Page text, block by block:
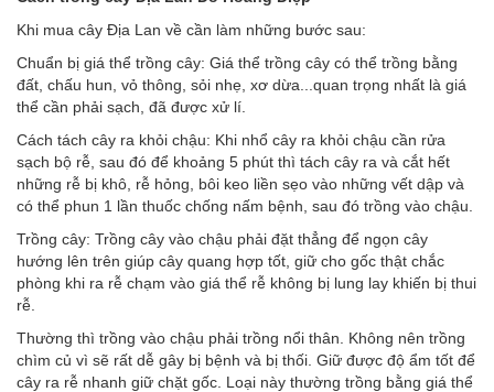
Khi mua cây Địa Lan về cần làm những bước sau:
Chuẩn bị giá thể trồng cây: Giá thể trồng cây có thể trồng bằng
đất, chấu hun, vỏ thông, sỏi nhẹ, xơ dừa...quan trọng nhất là giá
thể cần phải sạch, đã được xử lí.
Cách tách cây ra khỏi chậu: Khi nhổ cây ra khỏi chậu cần rửa
sạch bộ rễ, sau đó để khoảng 5 phút thì tách cây ra và cắt hết
những rễ bị khô, rễ hỏng, bôi keo liền sẹo vào những vết dập và
có thể phun 1 lần thuốc chống nấm bệnh, sau đó trồng vào chậu.
Trồng cây: Trồng cây vào chậu phải đặt thẳng để ngọn cây
hướng lên trên giúp cây quang hợp tốt, giữ cho gốc thật chắc
phòng khi ra rễ chạm vào giá thể rễ không bị lung lay khiến bị thui
rễ.
Thường thì trồng vào chậu phải trồng nổi thân. Không nên trồng
chìm củ vì sẽ rất dễ gây bị bệnh và bị thối. Giữ được độ ẩm tốt để
cây ra rễ nhanh giữ chặt gốc. Loại này thường trồng bằng giá thể